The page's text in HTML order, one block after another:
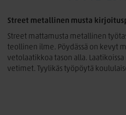
Street metallinen musta
Street mattamusta metallinen
teollinen ilme. Pöydässä on kevyt
vetolaatikkoa tason alla.
vetimet. Tyylikäs työpöytä